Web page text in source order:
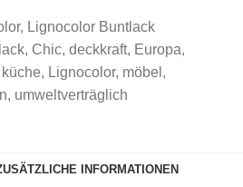
, Lignocolor Buntlack
, Chic, deckkraft, Europa,
küche, Lignocolor, möbel ,
, umweltverträglich
INFORMATIONEN